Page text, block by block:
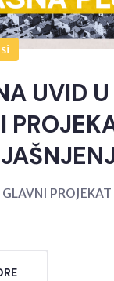
UVID U
PROJEKAT